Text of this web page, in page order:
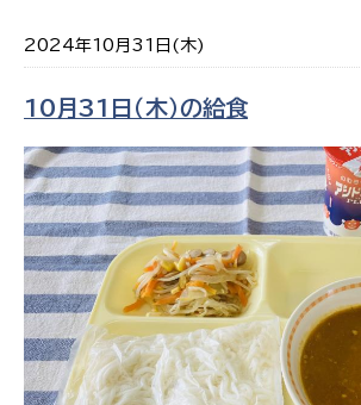
2024年10月31日(木)
10月31日（木）の給食